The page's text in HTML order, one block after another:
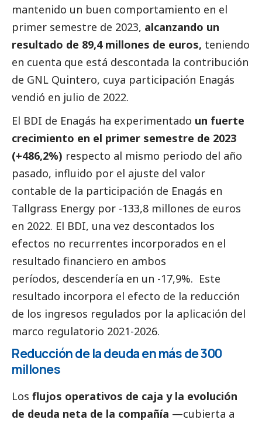
mantenido un buen comportamiento en el
primer semestre de 2023, alcanzando un
resultado de 89,4 millones de euros, teniendo
en cuenta que está descontada la contribución
de GNL Quintero, cuya participación Enagás
vendió en julio de 2022.
El BDI de Enagás ha experimentado un fuerte
crecimiento en el primer semestre de 2023
(+486,2%) respecto al mismo periodo del año
pasado, influido por el ajuste del valor
contable de la participación de Enagás en
Tallgrass Energy por -133,8 millones de euros
en 2022. El BDI, una vez descontados los
efectos no recurrentes incorporados en el
resultado financiero en ambos
períodos, descendería en un -17,9%. Este
resultado incorpora el efecto de la reducción
de los ingresos regulados por la aplicación del
marco regulatorio 2021-2026.
Reducción de la deuda en más de 300
millones
Los flujos operativos de caja y la evolución
de deuda neta de la compañía —cubierta a